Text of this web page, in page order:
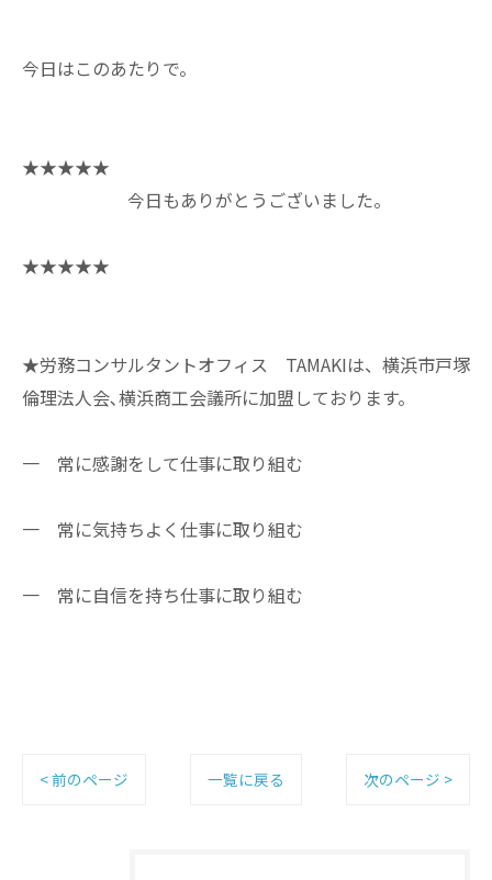
今日はこのあたりで。
★★★★★
今日もありがとうございました。
★★★★★
★労務コンサルタントオフィス TAMAKIは、横浜市戸塚
倫理法人会､横浜商工会議所に加盟しております。
一 常に感謝をして仕事に取り組む
一 常に気持ちよく仕事に取り組む
一 常に自信を持ち仕事に取り組む
< 前のページ 一覧に戻る 次のページ >